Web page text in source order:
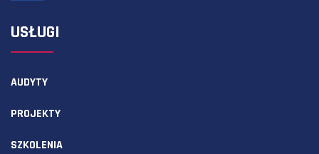
USŁUGI
AUDYTY
PROJEKTY
SZKOLENIA